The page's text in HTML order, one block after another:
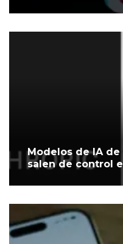
Modelos de IA
salen de control